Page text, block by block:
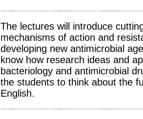
The lectures will introduce
mechanisms of action and
developing new antimicrobial
know how research ideas and
bacteriology and antimicrobial
the students to think about the
English.